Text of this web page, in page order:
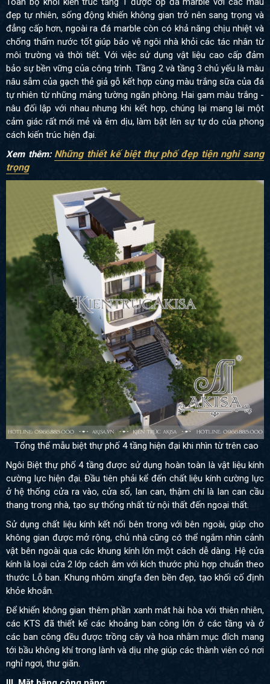
đẹp tự nhiên, sống động khiến không gian trở nên sang trọng và
đẳng cấp hơn, ngoài ra đá marble còn có khả năng chịu nhiệt và
chống thấm nước tốt giúp bảo vệ ngôi nhà khỏi các tác nhân từ
môi trường và thời tiết. Với việc sử dụng vật liệu cao cấp đảm
bảo sự bền vững của công trình. Tầng 2 và tầng 3 chủ yếu là màu
nâu sẫm của gạch thẻ giả gỗ kết hợp cùng màu trắng sữa của đá
tự nhiên từ những mảng tường ngăn phòng. Hai gam màu trắng -
nâu đối lập với nhau nhưng khi kết hợp, chúng lại mang lại một
cảm giác rất mới mẻ và êm dịu, làm bật lên sự tự do của phong
cách kiến trúc hiện đại.
Xem thêm: Những thiết kế biệt thự phố đẹp tiện nghi sang
trọng
Tổng thể mẫu biệt thự phố 4 tầng hiện đại khi nhìn từ trên cao
Ngôi Biệt thự phố 4 tầng được sử dụng hoàn toàn là vật liệu kính
cường lực hiện đại. Đầu tiên phải kể đến chất liệu kính cường lực
ở hệ thống cửa ra vào, cửa sổ, lan can, thậm chí là lan can cầu
thang trong nhà, tạo sự thống nhất từ nội thất đến ngoại thất.
Sử dụng chất liệu kính kết nối bên trong với bên ngoài, giúp cho
không gian được mở rộng, chủ nhà cũng có thể ngắm nhìn cảnh
vật bên ngoài qua các khung kính lớn một cách dễ dàng. Hệ cửa
kính là loại cửa 2 lớp cách âm với kích thước phù hợp chuẩn theo
thước Lỗ ban. Khung nhôm xingfa đen bền đẹp, tạo khối cố định
khỏe khoắn.
Để khiến không gian thêm phần xanh mát hài hòa với thiên nhiên,
các KTS đã thiết kế các khoảng ban công lớn ở các tầng và ở
các ban công đều được trồng cây và hoa nhằm mục đích mang
tới bầu không khí trong lành và dịu nhẹ giúp các thành viên có nơi
nghỉ ngơi, thư giãn.